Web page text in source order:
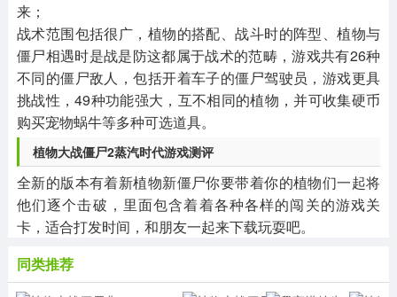
来；
战术范围包括很广，植物的搭配、战斗时的阵型、植物与
僵尸相遇时是战是防这都属于战术的范畴，游戏共有26种
不同的僵尸敌人，包括开着车子的僵尸驾驶员，游戏更具
挑战性，49种功能强大，互不相同的植物，并可收集硬币
购买宠物蜗牛等多种可选道具。
植物大战僵尸2蒸汽时代游戏测评
全新的版本有着新植物新僵尸你要带着你的植物们一起将
他们逐个击破，里面包含着着各种各样的闯关的游戏关
卡，适合打发时间，和朋友一起来下载玩耍吧。
同类推荐